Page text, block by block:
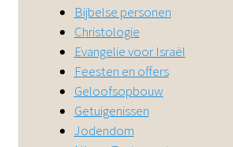
Bijbelse personen
Christologie
Evangelie voor Israël
Feesten en offers
Geloofsopbouw
Getuigenissen
Jodendom